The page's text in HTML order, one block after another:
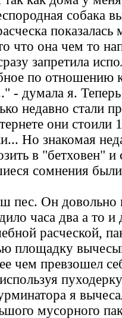
собака
показалась
что она чем то
запретила
по отношению
- думала я.
недавно стали
они стоили
Но знакомая
в "бетховен" и
сомнения
пес. Он
часа два а то и
расческой,
площадку
чем превзошел
я
мусорного